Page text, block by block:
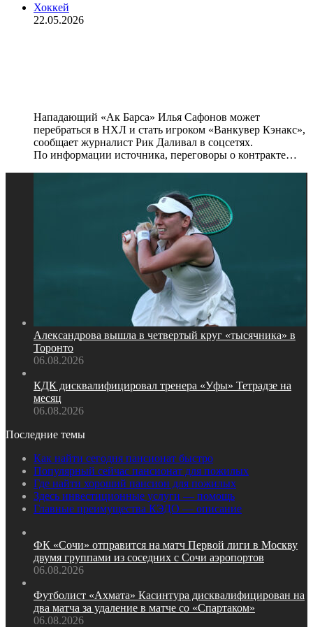
Хоккей
22.05.2026
Нападающий «Ак Барса» Илья Сафонов может
перебраться в НХЛ и стать игроком «Ванкувер Кэнакс»,
сообщает журналист Рик Даливал в соцсетях.
По информации источника, переговоры о контракте…
Александрова вышла в четвертый круг «тысячника» в
Торонто
06.08.2026
КДК дисквалифицировал тренера «Уфы» Тетрадзе на
месяц
06.08.2026
Последние темы
Как найти сегодня пансионат быстро
Популярный сейчас пансионат для пожилых
Где найти хороший пансион для пожилых
Здесь инвестиционные услуги — помощь
Главные преимущества КЭДО — описание
ФК «Сочи» отправится на матч Первой лиги в Москву
двумя группами из соседних с Сочи аэропортов
06.08.2026
Футболист «Ахмата» Касинтура дисквалифицирован на
два матча за удаление в матче со «Спартаком»
06.08.2026